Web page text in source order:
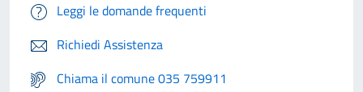
Leggi le domande frequenti
Richiedi Assistenza
Chiama il comune 035 759911